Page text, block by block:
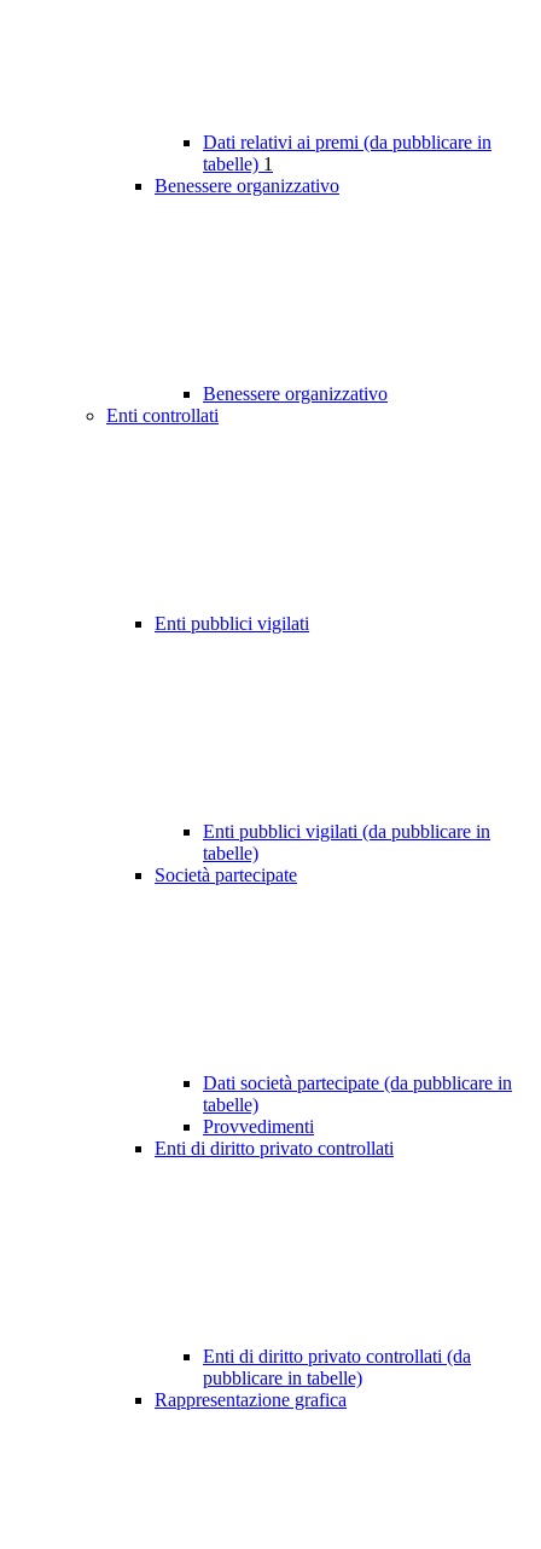
Dati relativi ai premi (da pubblicare in
tabelle) 1
Benessere organizzativo
Benessere organizzativo
Enti controllati
Enti pubblici vigilati
Enti pubblici vigilati (da pubblicare in
tabelle)
Società partecipate
Dati società partecipate (da pubblicare in
tabelle)
Provvedimenti
Enti di diritto privato controllati
Enti di diritto privato controllati (da
pubblicare in tabelle)
Rappresentazione grafica